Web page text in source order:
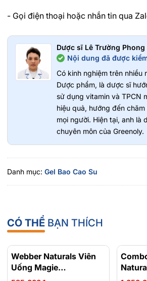
- Gọi điện thoại hoặc nhắn tin qua
Dược sĩ Lê Trường Phong
Nội dung đã được
Có kinh nghiệm trên nhiều
Dược phẩm, là dược sĩ
sử dụng vitamin và TPCN
hiệu quả, hướng đến
mọi người. Hiện tại, anh là
chuyên môn của Greenoly.
Danh mục: Gel Bao Cao Su
CÓ THỂ BẠN THÍCH
- 15%
Webber Naturals Viên
Uống Magie
Magnesium
Magie